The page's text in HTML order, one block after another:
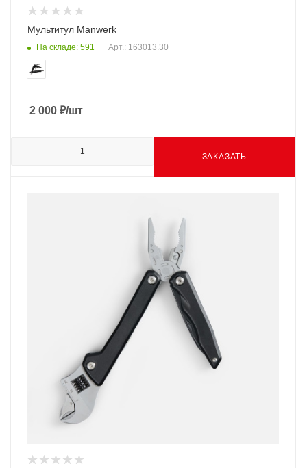
Мультитул Manwerk
На складе: 591 Арт.: 163013.30
2 000 ₽/шт
ЗАКАЗАТЬ